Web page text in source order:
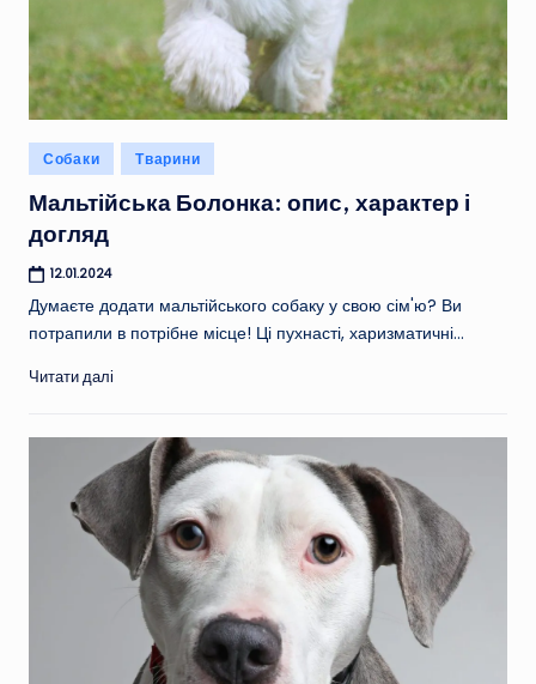
Опубліковано
у
Собаки Тварини
Мальтійська Болонка: опис, характер і
догляд
12.01.2024
Думаєте додати мальтійського собаку у свою сім'ю? Ви
потрапили в потрібне місце! Ці пухнасті, харизматичні…
Читати далі